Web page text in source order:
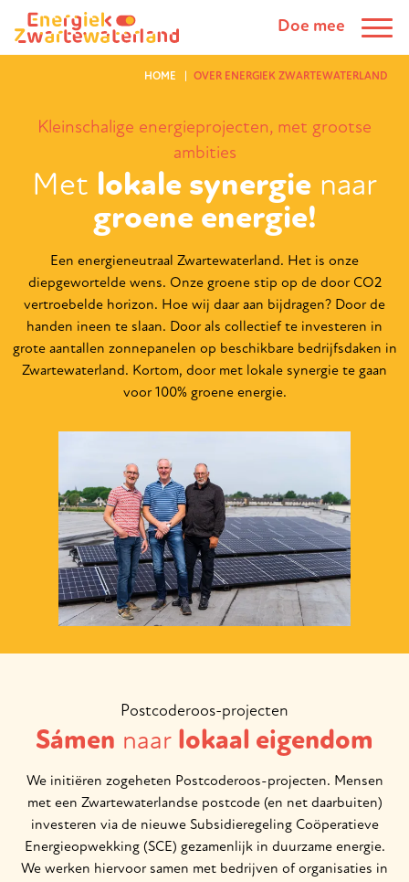
Doe mee
HOME OVER ENERGIEK ZWARTEWATERLAND
Kleinschalige energieprojecten, met grootse
ambities
Met lokale synergie naar
groene energie!
Een energieneutraal Zwartewaterland. Het is onze
diepgewortelde wens. Onze groene stip op de door CO2
vertroebelde horizon. Hoe wij daar aan bijdragen? Door de
handen ineen te slaan. Door als collectief te investeren in
grote aantallen zonnepanelen op beschikbare bedrijfsdaken in
Zwartewaterland. Kortom, door met lokale synergie te gaan
voor 100% groene energie.
Postcoderoos-projecten
Sámen naar lokaal eigendom
We initiëren zogeheten Postcoderoos-projecten. Mensen
met een Zwartewaterlandse postcode (en net daarbuiten)
investeren via de nieuwe Subsidieregeling Coöperatieve
Energieopwekking (SCE) gezamenlijk in duurzame energie.
We werken hiervoor samen met bedrijven of organisaties in